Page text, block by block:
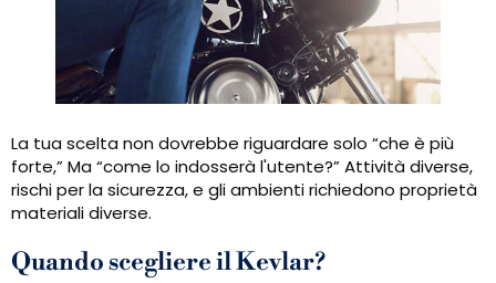
La tua scelta non dovrebbe riguardare solo “che è più
forte,” Ma “come lo indosserà l'utente?” Attività diverse,
rischi per la sicurezza, e gli ambienti richiedono proprietà
materiali diverse.
Quando scegliere il Kevlar?